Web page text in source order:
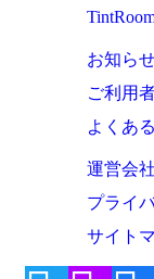
お知ら
ご利用
よくあ
運営会社
プライ
サイト